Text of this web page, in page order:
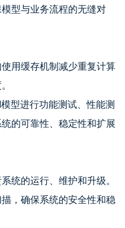
型与业务流程的无缝对
用缓存机制减少重复计算
型进行功能测试、性能测
的可靠性、稳定性和扩展
统的运行、维护和升级。
，确保系统的安全性和稳